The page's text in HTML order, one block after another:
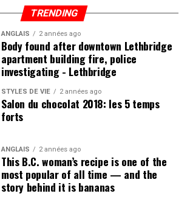
TRENDING
ANGLAIS 2 années ago
Body found after downtown Lethbridge
apartment building fire, police
investigating - Lethbridge
STYLES DE VIE 2 années ago
Salon du chocolat 2018: les 5 temps
forts
ANGLAIS 2 années ago
This B.C. woman’s recipe is one of the
most popular of all time — and the
story behind it is bananas